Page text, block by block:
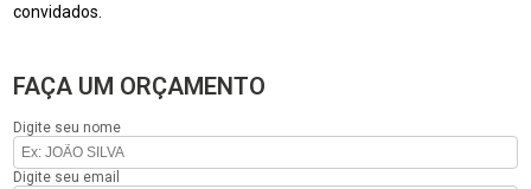
convidados.
FAÇA UM ORÇAMENTO
Digite seu nome
Digite seu email